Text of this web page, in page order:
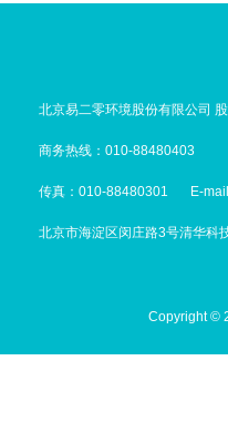
北京易二零环境股份有限公司
商务热线：010-88480403
传真：010-88480301 E-
北京市海淀区闵庄路3号清华科
Copyright ©